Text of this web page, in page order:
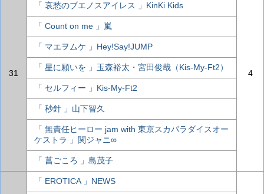
31 4
「 哀愁のブエノスアイレス 」KinKi Kids
「 Count on me 」嵐
「 マエヲムケ 」Hey!Say!JUMP
「 星に願いを 」玉森裕太・宮田俊哉（Kis-My-Ft2）
「 セルフィー 」Kis-My-Ft2
「 秒針 」山下智久
「 無責任ヒーロー jam with 東京スカパラダイスオー
ケストラ 」関ジャニ∞
「 菖ごころ 」島茂子
「 EROTICA 」NEWS